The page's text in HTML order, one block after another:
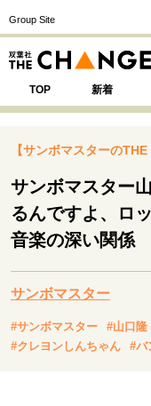
Group Site
TOP 新着
SPECIAL 注目の記事テ
運命を変えた出会い
表現者の葛藤
【サンボマスターの
サンボマスター
るんですよ、ロ
音楽の深い関係
サンボマスター
#サンボマスター #山口隆
#クレヨンしんちゃん
#バ